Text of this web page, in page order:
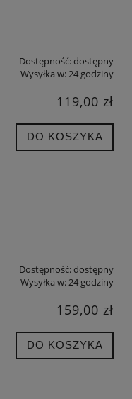
Dostępność:dostępny
Wysyłka w:24 godziny
119,00 zł
DO KOSZYKA
Dostępność:dostępny
Wysyłka w:24 godziny
159,00 zł
DO KOSZYKA